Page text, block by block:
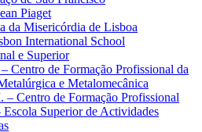
Piaget
da Misericórdia de Lisboa
International School
e Superior
Centro de Formação Profissional da
e Metalomecânica
– Centro de Formação Profissional
Superior de Actividades